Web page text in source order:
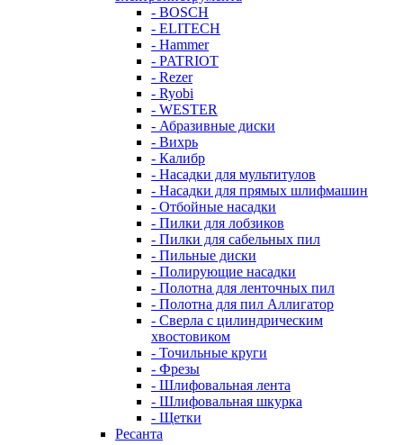
- BOSCH
- ELITECH
- Hammer
- PATRIOT
- Rezer
- Ryobi
- WESTER
- Абразивные диски
- Вихрь
- Калибр
- Насадки для мультитулов
- Насадки для прямых шлифмашин
- Отбойные насадки
- Пилки для лобзиков
- Пилки для сабельных пил
- Пильные диски
- Полирующие насадки
- Полотна для ленточных пил
- Полотна для пил Аллигатор
- Сверла с цилиндрическим
хвостовиком
- Точильные круги
- Фрезы
- Шлифовальная лента
- Шлифовальная шкурка
- Щетки
Ресанта